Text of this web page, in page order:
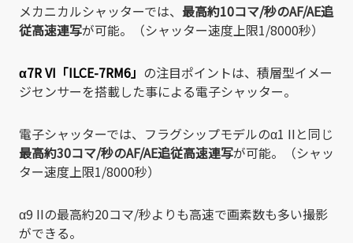
メカニカルシャッターでは、 最高約10コマ/秒のAF/AE追
従高速連写が可能。（シャッター速度上限1/8000秒）
α7R VI「ILCE-7RM6」 の注目ポイントは、積層型イメー
ジセンサーを搭載した事による電子シャッター。
電子シャッターでは、フラグシップモデルのα1 IIと同じ
最高約30コマ/秒のAF/AE追従高速連写が可能。（シャッ
ター速度上限1/8000秒）
α9 IIの最高約20コマ/秒よりも高速で画素数も多い撮影
ができる。